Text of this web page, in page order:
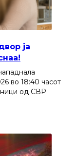
ја
во 18:40 часот
од СВР